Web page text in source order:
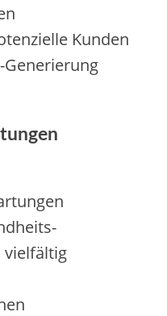
Kunden
Generierung
vielfältig